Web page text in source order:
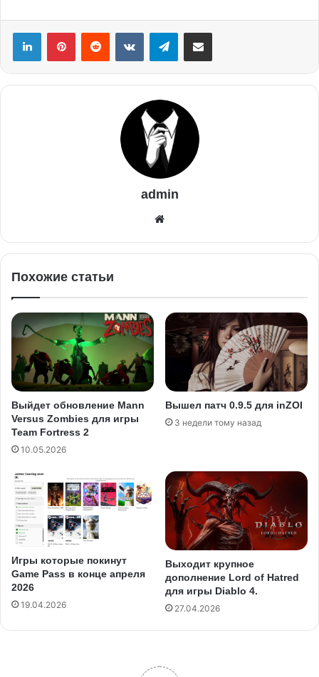
admin
Похожие статьи
Выйдет обновление Mann
Versus Zombies для игры
Team Fortress 2
10.05.2026
Вышел патч 0.9.5 для inZOI
3 недели тому назад
Игры которые покинут
Game Pass в конце апреля
2026
19.04.2026
Выходит крупное
дополнение Lord of Hatred
для игры Diablo 4.
27.04.2026